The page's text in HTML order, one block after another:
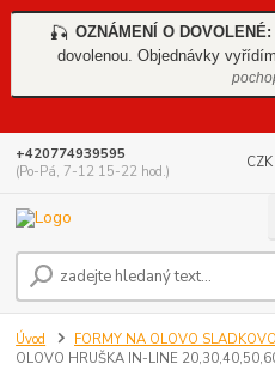
🎣 OZNÁMENÍ O DOVOLENÉ:
dovolenou. Objednávky
+420774939595
(Po-Pá, 7-12 15-22 hod.)
Úvod FORMY NA OLOVO
OLOVO HRUŠKA IN-LINE